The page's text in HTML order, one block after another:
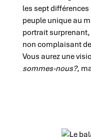
les sept
peuple unique au
portrait
non complaisant
Vous aurez une
sommes-nous?,